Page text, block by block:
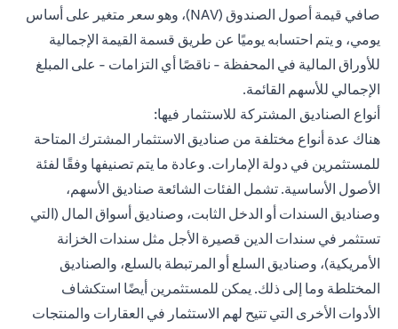
صافي قيمة أصول الصندوق (NAV)، وهو سعر متغير على أساس
يومي، و يتم احتسابه يوميًا عن طريق قسمة القيمة الإجمالية
للأوراق المالية في المحفظة - ناقصًا أي التزامات - على المبلغ
الإجمالي للأسهم القائمة.
أنواع الصناديق المشتركة للاستثمار فيها:
هناك عدة أنواع مختلفة من صناديق الاستثمار المشترك المتاحة
للمستثمرين في دولة الإمارات. وعادة ما يتم تصنيفها وفقًا لفئة
الأصول الأساسية. تشمل الفئات الشائعة صناديق الأسهم،
وصناديق السندات أو الدخل الثابت، وصناديق أسواق المال (التي
تستثمر في سندات الدين قصيرة الأجل مثل سندات الخزانة
الأمريكية)، وصناديق السلع أو المرتبطة بالسلع، والصناديق
المختلطة وما إلى ذلك. يمكن للمستثمرين أيضًا استكشاف
الأدوات الأخرى التي تتيح لهم الاستثمار في العقارات والمنتجات